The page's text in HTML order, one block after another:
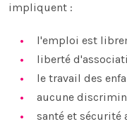
impliquent :
l'emploi est
liberté
le travail des
aucune
santé et sécurité